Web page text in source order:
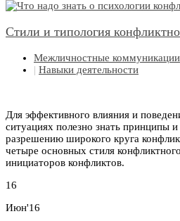
Стили и типология
Межличностные коммуникации
| Навыки деятельности
Для эффективного влияния и
ситуациях полезно знать принципы
разрешению широкого круга
четыре основных стиля
инициаторов конфликтов.
16
Июн'16